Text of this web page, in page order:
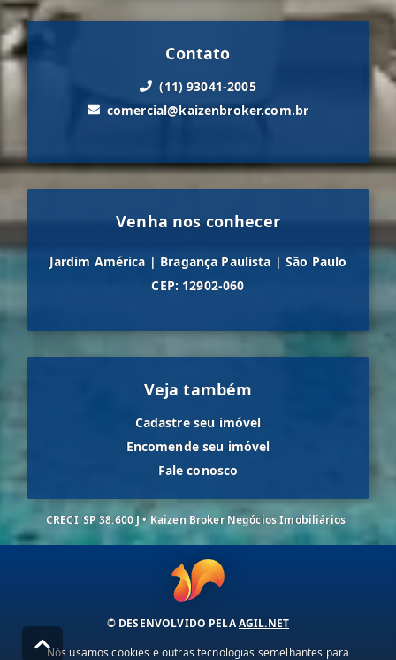
Contato
(11) 93041-2005
comercial@kaizenbroker.com.br
Venha nos conhecer
Jardim América | Bragança Paulista | São Paulo
CEP: 12902-060
Veja também
Cadastre seu imóvel
Encomende seu imóvel
Fale conosco
CRECI SP 38.600 J • Kaizen Broker Negócios Imobiliários
© DESENVOLVIDO PELAAGIL.NET
Nós usamos cookies e outras tecnologias semelhantes para